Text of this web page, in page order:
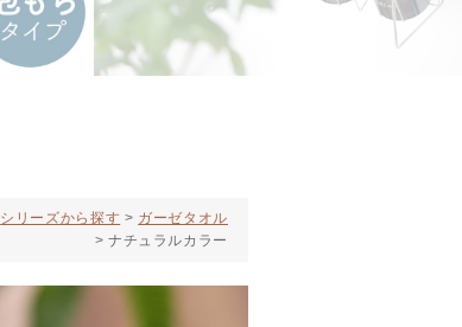
シリーズから探す
ガーゼタオル
ナチュラルカラー